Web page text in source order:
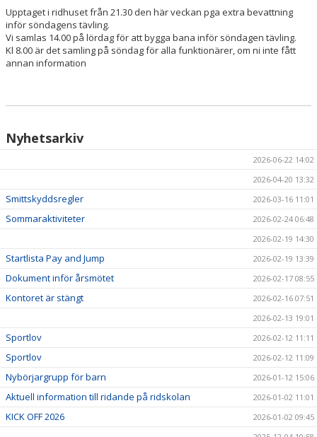
HÄSTAR
KALENDER
Upptaget i ridhuset från 21.30 den här veckan pga extra bevattning
inför söndagens tävling.
Vi samlas 14.00 på lördag för att bygga bana inför söndagen tävling.
Kl 8.00 är det samling på söndag för alla funktionärer, om ni inte fått
annan information
Nyhetsarkiv
2026-06-22 14:02
2026-04-20 13:32
Smittskyddsregler 2026-03-16 11:01
Sommaraktiviteter
2026-02-24 06:48
2026-02-19 14:30
Startlista Pay and Jump 2026-02-19 13:39
Dokument inför årsmötet 2026-02-17 08:55
Kontoret är stängt
2026-02-16 07:51
2026-02-13 19:01
Sportlov 2026-02-12 11:11
Sportlov 2026-02-12 11:09
Nybörjargrupp för barn 2026-01-12 15:06
Aktuell information till ridande på ridskolan 2026-01-02 11:01
KICK OFF 2026
2026-01-02 09:45